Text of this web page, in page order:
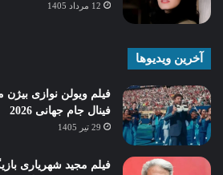
12 مرداد 1405
آخرین ویدیوها
فیلم ویولن نوازی
فینال جام جهانی 2026
29 تیر 1405
فیلم مجید شهریاری